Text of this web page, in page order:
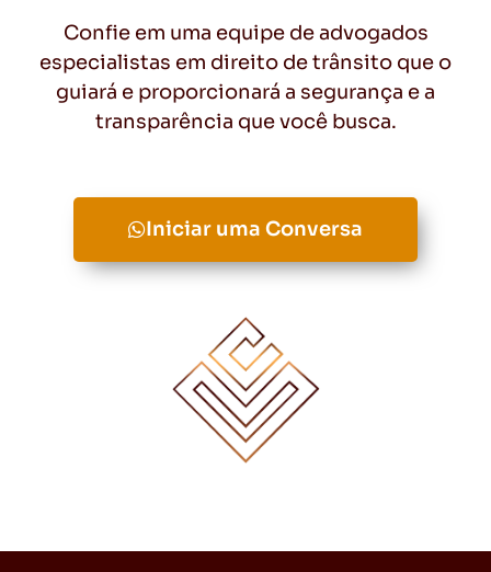
Confie em uma equipe de advogados
especialistas em direito de trânsito que o
guiará e proporcionará a segurança e a
transparência que você busca.
Iniciar uma Conversa